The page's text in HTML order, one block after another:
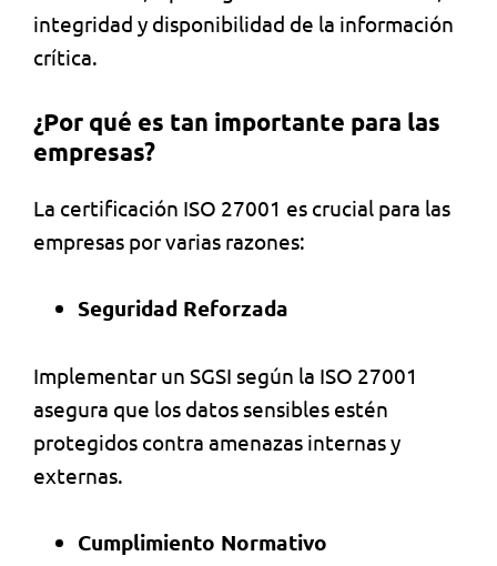
integridad y disponibilidad de la información
crítica.
¿Por qué es tan importante para las
empresas?
La certificación ISO 27001 es crucial para las
empresas por varias razones:
Seguridad Reforzada
Implementar un SGSI según la ISO 27001
asegura que los datos sensibles estén
protegidos contra amenazas internas y
externas.
Cumplimiento Normativo